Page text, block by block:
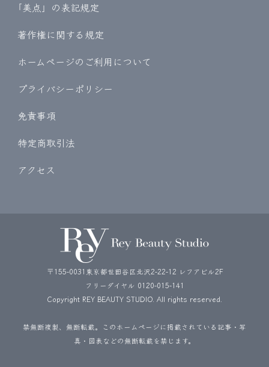
｢美点」の表記規定
著作権に関する規定
ホームページのご利用について
プライバシーポリシー
免責事項
特定商取引法
アクセス
〒155-0031東京都世田谷区北沢2-22-12 レフアビル2F
フリーダイヤル 0120-015-141
Copyright REY BEAUTY STUDIO. All rights reserved.
禁無断複製、無断転載。このホームページに掲載されている記事・写
真・図表などの無断転載を禁じます。